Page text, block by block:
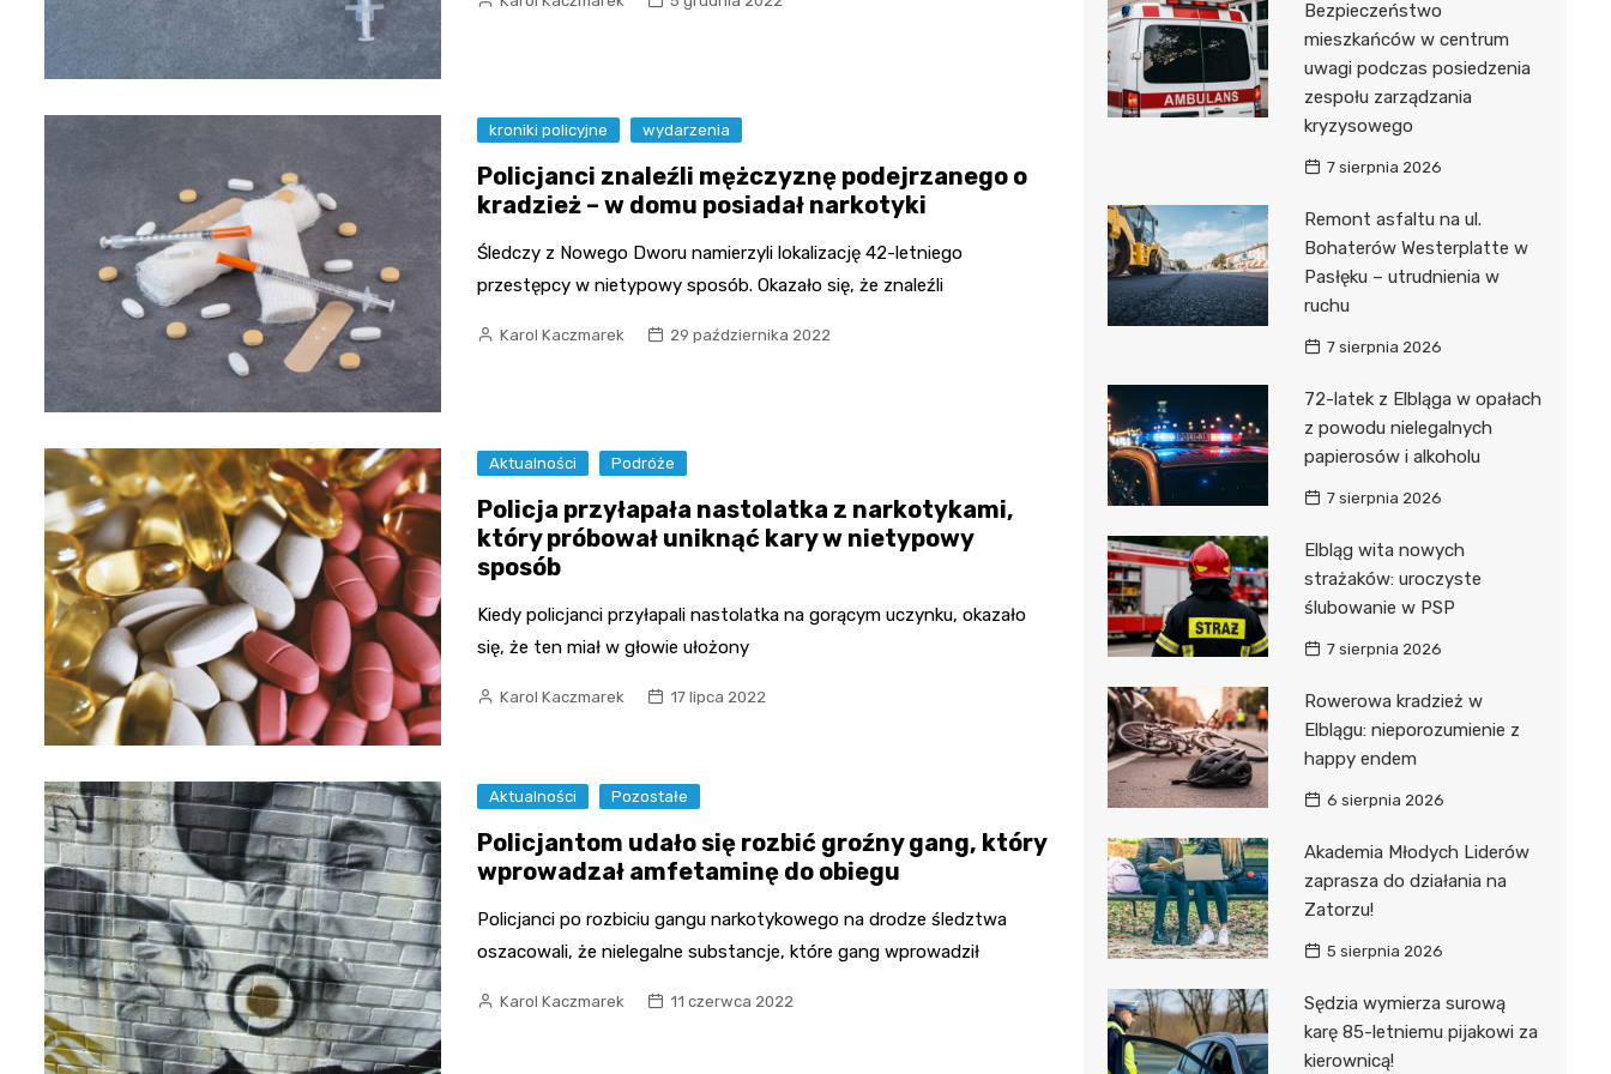
Kino
kroniki policyjne wydarzenia
Policjanci znaleźli mężczyznę podejrzanego o
kradzież – w domu posiadał narkotyki
Śledczy z Nowego Dworu namierzyli lokalizację 42-letniego
przestępcy w nietypowy sposób. Okazało się, że znaleźli
Karol Kaczmarek 29 października 2022
Aktualności Podróże
Policja przyłapała nastolatka z narkotykami,
który próbował uniknąć kary w nietypowy
sposób
Kiedy policjanci przyłapali nastolatka na gorącym uczynku, okazało
się, że ten miał w głowie ułożony
Karol Kaczmarek 17 lipca 2022
Aktualności Pozostałe
Policjantom udało się rozbić groźny gang, który
wprowadzał amfetaminę do obiegu
Policjanci po rozbiciu gangu narkotykowego na drodze śledztwa
oszacowali, że nielegalne substancje, które gang wprowadził
Karol Kaczmarek 11 czerwca 2022
Bezpieczeństwo
mieszkańców w centrum
uwagi podczas posiedzenia
zespołu zarządzania
kryzysowego
7 sierpnia 2026
Remont asfaltu na ul.
Bohaterów Westerplatte w
Pasłęku – utrudnienia w
ruchu
7 sierpnia 2026
72-latek z Elbląga w opałach
z powodu nielegalnych
papierosów i alkoholu
7 sierpnia 2026
Elbląg wita nowych
strażaków: uroczyste
ślubowanie w PSP
7 sierpnia 2026
Rowerowa kradzież w
Elblągu: nieporozumienie z
happy endem
6 sierpnia 2026
Akademia Młodych Liderów
zaprasza do działania na
Zatorzu!
5 sierpnia 2026
Sędzia wymierza surową
karę 85-letniemu pijakowi za
kierownicą!